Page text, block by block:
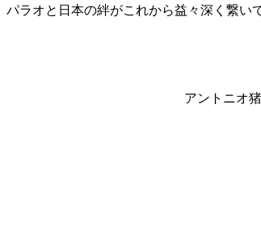
パラオと日本の絆がこれから益々深く繋
アントニオ